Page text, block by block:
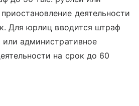
деятельности
Для юрлиц вводится штраф
административное
на срок до 60